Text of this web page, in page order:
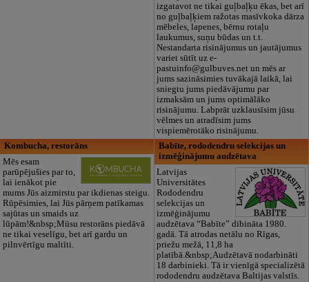
izgatavot ne tikai guļbaļķu ēkas, bet arī
no guļbaļķiem ražotas masīvkoka dārza
mēbeles, lapenes, bērnu rotaļu
laukumus, suņu būdas un t.t.
Nestandarta risinājumus un jautājumus
variet sūtīt uz e-
pastuinfo@gulbuves.net un mēs ar
jums sazināsimies tuvākajā laikā, lai
sniegtu jums piedāvājumu par
izmaksām un jums optimālāko
risinājumu. Labprāt uzklausīsim jūsu
vēlmes un atradīsim jums
vispiemērotāko risinājumu.
Kombucha, restorāns
Mēs esam
parūpējušies par to,
lai ienākot pie
mums Jūs aizmirstu par ikdienas steigu.
Rūpēsimies, lai Jūs pārņem patīkamas
sajūtas un smaids uz
lūpām!&nbsp;Mūsu restorāns piedāvā
ne tikai veselīgu, bet arī gardu un
pilnvērtīgu maltīti.
Babīte, rododendru selekcijas un
izmēģinājumu audzētava
Latvijas
Universitātes
Rododendru
selekcijas un
izmēģinājumu
audzētava “Babīte” dibināta 1980.
gadā. Tā atrodas netālu no Rīgas,
priežu mežā, 11,8 ha
platībā.&nbsp;Audzētavā nodarbināti
18 darbinieki. Tā ir vienīgā specializētā
rododendru audzētava Baltijas valstīs.